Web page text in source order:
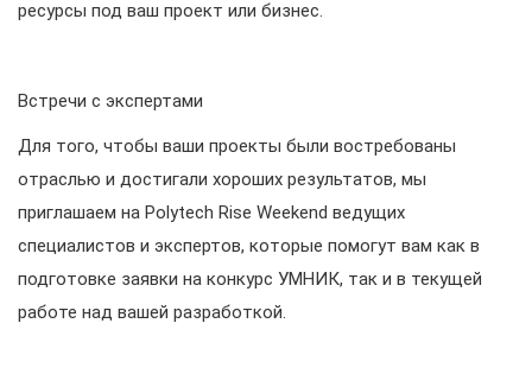
ресурсы под ваш проект или бизнес.
Встречи с экспертами
Для того, чтобы ваши проекты были востребованы
отраслью и достигали хороших результатов, мы
приглашаем на Polytech Rise Weekend ведущих
специалистов и экспертов, которые помогут вам как в
подготовке заявки на конкурс УМНИК, так и в текущей
работе над вашей разработкой.